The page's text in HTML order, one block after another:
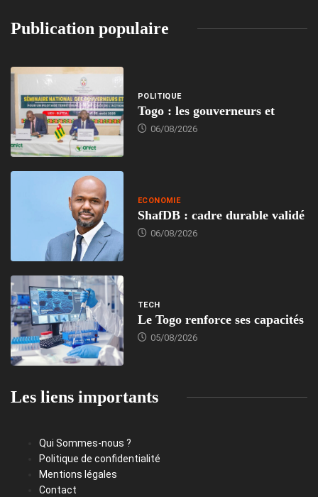
Publication populaire
POLITIQUE
Togo : les gouverneurs et
06/08/2026
ECONOMIE
ShafDB : cadre durable validé
06/08/2026
TECH
Le Togo renforce ses capacités
05/08/2026
Les liens importants
Qui Sommes-nous ?
Politique de confidentialité
Mentions légales
Contact